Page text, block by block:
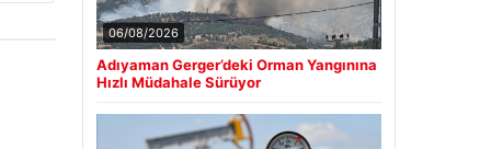
06/08/2026
Adıyaman Gerger’deki Orman Yangınına
Hızlı Müdahale Sürüyor